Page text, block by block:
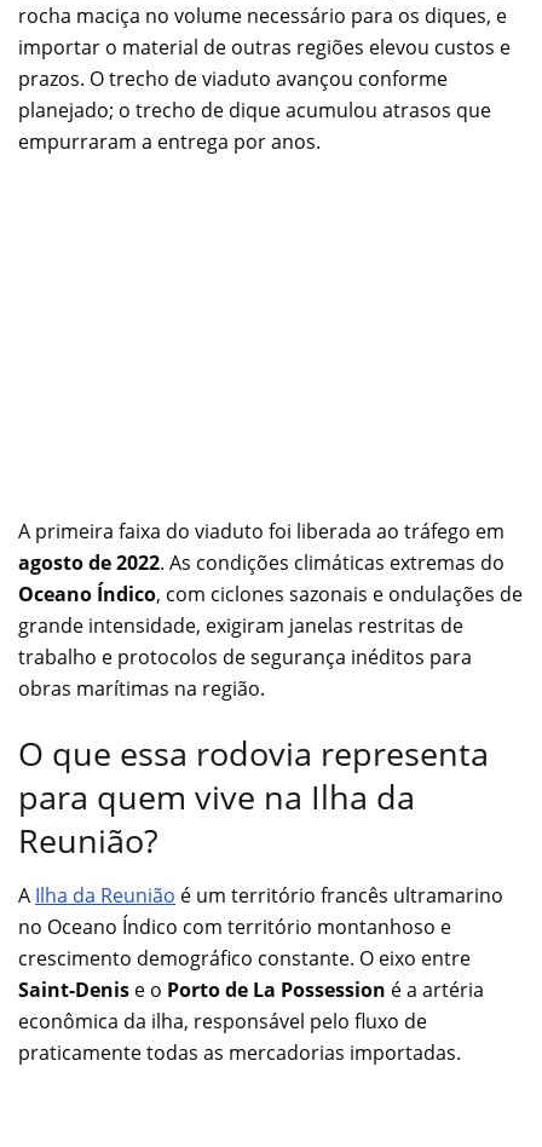
rocha maciça no volume necessário para os diques, e
importar o material de outras regiões elevou custos e
prazos. O trecho de viaduto avançou conforme
planejado; o trecho de dique acumulou atrasos que
empurraram a entrega por anos.
A primeira faixa do viaduto foi liberada ao tráfego em
agosto de 2022. As condições climáticas extremas do
Oceano Índico, com ciclones sazonais e ondulações de
grande intensidade, exigiram janelas restritas de
trabalho e protocolos de segurança inéditos para
obras marítimas na região.
O que essa rodovia representa
para quem vive na Ilha da
Reunião?
A Ilha da Reunião é um território francês ultramarino
no Oceano Índico com território montanhoso e
crescimento demográfico constante. O eixo entre
Saint-Denis e o Porto de La Possession é a artéria
econômica da ilha, responsável pelo fluxo de
praticamente todas as mercadorias importadas.